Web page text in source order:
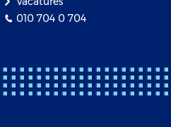
010 704 0 704